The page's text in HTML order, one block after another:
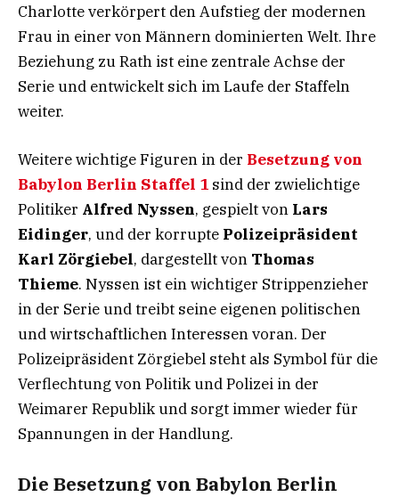
Charlotte verkörpert den Aufstieg der modernen
Frau in einer von Männern dominierten Welt. Ihre
Beziehung zu Rath ist eine zentrale Achse der
Serie und entwickelt sich im Laufe der Staffeln
weiter.
Weitere wichtige Figuren in der Besetzung von
Babylon Berlin Staffel 1 sind der zwielichtige
Politiker Alfred Nyssen, gespielt von Lars
Eidinger, und der korrupte Polizeipräsident
Karl Zörgiebel, dargestellt von Thomas
Thieme. Nyssen ist ein wichtiger Strippenzieher
in der Serie und treibt seine eigenen politischen
und wirtschaftlichen Interessen voran. Der
Polizeipräsident Zörgiebel steht als Symbol für die
Verflechtung von Politik und Polizei in der
Weimarer Republik und sorgt immer wieder für
Spannungen in der Handlung.
Die Besetzung von Babylon Berlin